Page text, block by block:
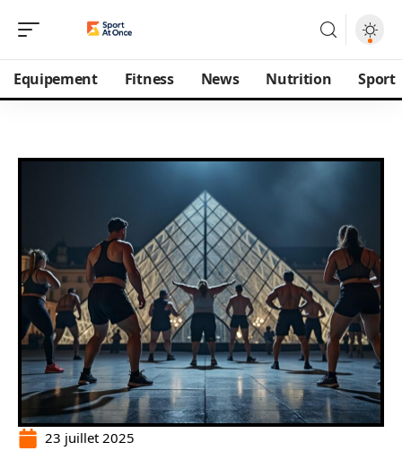
Equipement Fitness News Nutrition Sport
23 juillet 2025